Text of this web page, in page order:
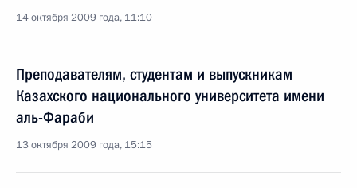
14 октября 2009 года, 11:10
Преподавателям, студентам и выпускникам
Казахского национального университета имени
аль-Фараби
13 октября 2009 года, 15:15